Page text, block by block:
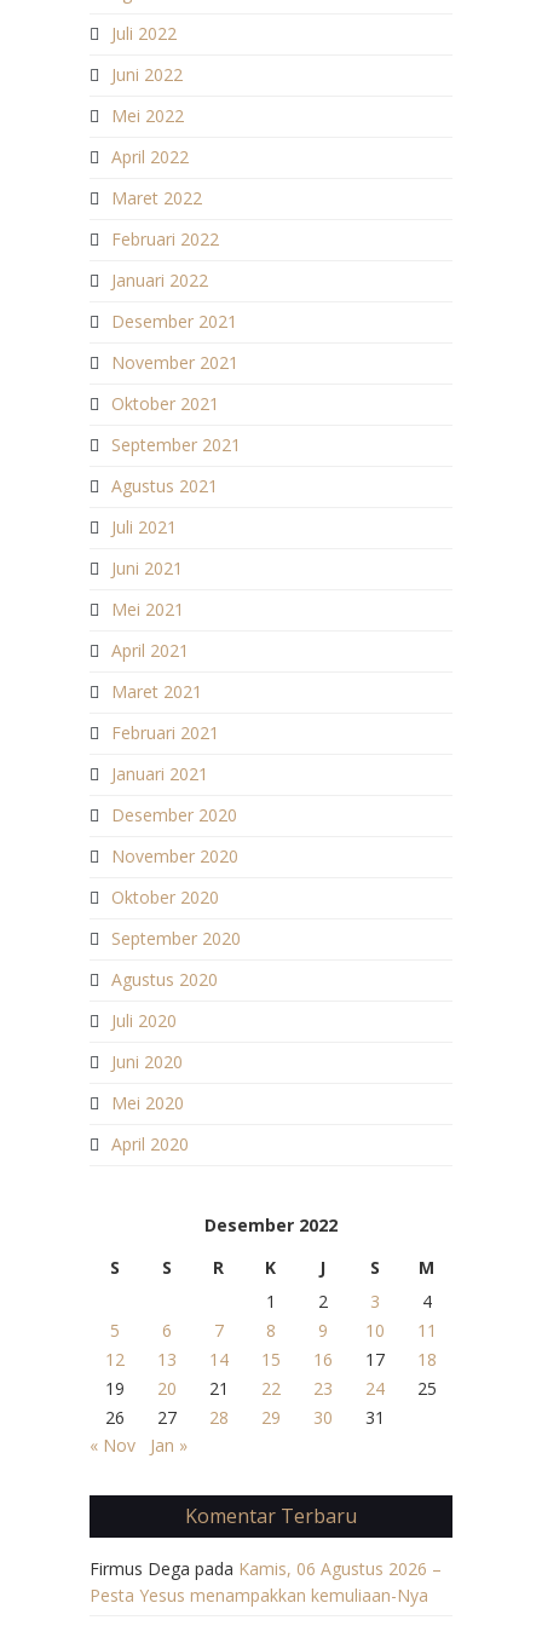
Juli 2022
Juni 2022
Mei 2022
April 2022
Maret 2022
Februari 2022
Januari 2022
Desember 2021
November 2021
Oktober 2021
September 2021
Agustus 2021
Juli 2021
Juni 2021
Mei 2021
April 2021
Maret 2021
Februari 2021
Januari 2021
Desember 2020
November 2020
Oktober 2020
September 2020
Agustus 2020
Juli 2020
Juni 2020
Mei 2020
April 2020
Desember 2022
S
S R K J S
M
1
2 3
4
5
6 7 8 9 10
11
12
13 14 15 16 17
18
19
20 21 22 23 24
25
26
27 28 29 30
31
« Nov
Jan »
Komentar Terbaru
Firmus Dega pada Kamis, 06 Agustus 2026 –
Pesta Yesus menampakkan kemuliaan-Nya